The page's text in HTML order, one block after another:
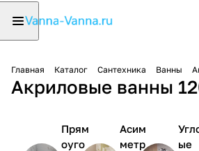
Главная Каталог Сантехника Ванны
Акриловые ванны
Прям
оуго
Асим
метр
ые